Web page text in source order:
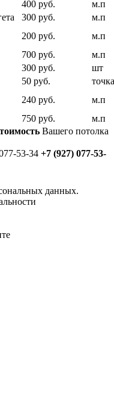
400 руб.
м.п
300 руб.
м.п
200 руб.
м.п
700 руб.
м.п
300 руб.
шт
50 руб.
точка
240 руб.
м.п
750 руб.
м.п
Вашего потолка
53-34 +7 (927) 077-53-
данных.